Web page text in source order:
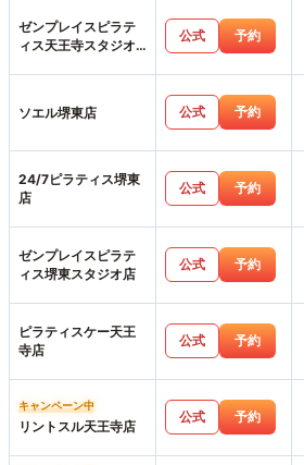
ゼンプレイスピラテ
ィス天王寺スタジオ
公式 予約
ソエル堺東店 公式 予約
24/7ピラティス堺東
店
公式 予約
ゼンプレイスピラテ
ィス堺東スタジオ店
公式 予約
ピラティスケー天王
寺店
公式 予約
キャンペーン中
リントスル天王寺店
公式 予約